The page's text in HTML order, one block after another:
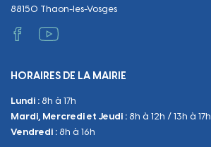
Administratif et technique
Manifestations
Urbanisme
Sanitaire et Sécurité
88150 Thaon-les-Vosges
HORAIRES DE LA MAIRIE
Lundi : 8h à 17h
Mardi, Mercredi et Jeudi : 8h à 12h / 13h à 17h
Vendredi : 8h à 16h